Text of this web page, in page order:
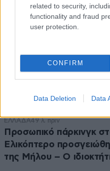
related to security,
functionality and fraud
user protection.
CONFIRM
Data Deletion Data
ΕΛΛΑΔΑ49 λ. πριν
Προσωπικό πάρκινγκ
Ελικόπτερο
της Μήλου – Ο